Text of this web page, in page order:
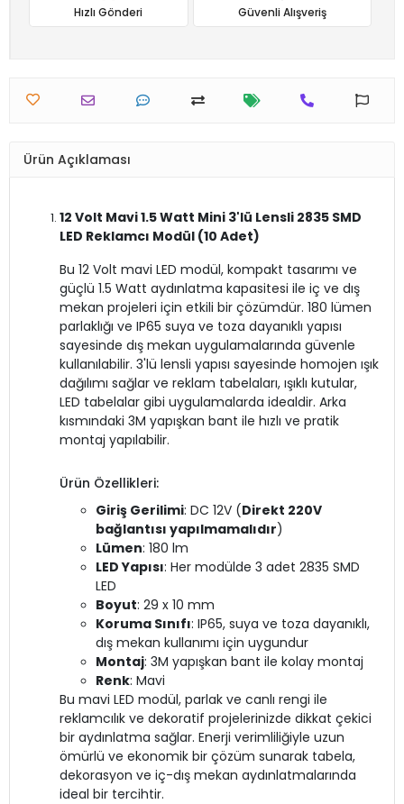
Hızlı Gönderi Güvenli Alışveriş
Ürün Açıklaması
12 Volt Mavi 1.5 Watt Mini 3'lü Lensli 2835 SMD
LED Reklamcı Modül (10 Adet)
Bu 12 Volt mavi LED modül, kompakt tasarımı ve
güçlü 1.5 Watt aydınlatma kapasitesi ile iç ve dış
mekan projeleri için etkili bir çözümdür. 180 lümen
parlaklığı ve IP65 suya ve toza dayanıklı yapısı
sayesinde dış mekan uygulamalarında güvenle
kullanılabilir. 3'lü lensli yapısı sayesinde homojen ışık
dağılımı sağlar ve reklam tabelaları, ışıklı kutular,
LED tabelalar gibi uygulamalarda idealdir. Arka
kısmındaki 3M yapışkan bant ile hızlı ve pratik
montaj yapılabilir.
Ürün Özellikleri:
Giriş Gerilimi: DC 12V (Direkt 220V
bağlantısı yapılmamalıdır)
Lümen: 180 lm
LED Yapısı: Her modülde 3 adet 2835 SMD
LED
Boyut: 29 x 10 mm
Koruma Sınıfı: IP65, suya ve toza dayanıklı,
dış mekan kullanımı için uygundur
Montaj: 3M yapışkan bant ile kolay montaj
Renk: Mavi
Bu mavi LED modül, parlak ve canlı rengi ile
reklamcılık ve dekoratif projelerinizde dikkat çekici
bir aydınlatma sağlar. Enerji verimliliğiyle uzun
ömürlü ve ekonomik bir çözüm sunarak tabela,
dekorasyon ve iç-dış mekan aydınlatmalarında
ideal bir tercihtir.